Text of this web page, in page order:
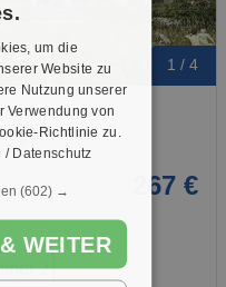
1 / 4
267 €
2
um die
Website zu
Nutzung unserer
Verwendung von
Richtlinie zu.
/ Datenschutz
(602) →
WEITER